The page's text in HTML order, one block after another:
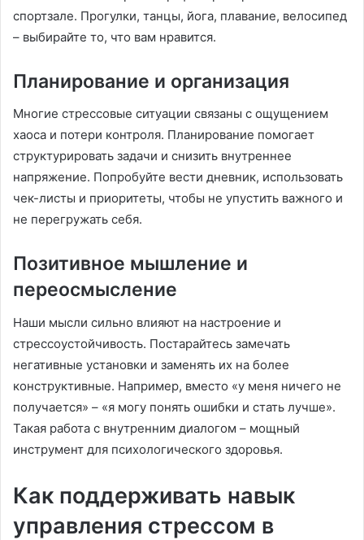
спортзале. Прогулки, танцы, йога, плавание, велосипед
– выбирайте то, что вам нравится.
Планирование и организация
Многие стрессовые ситуации связаны с ощущением
хаоса и потери контроля. Планирование помогает
структурировать задачи и снизить внутреннее
напряжение. Попробуйте вести дневник, использовать
чек-листы и приоритеты, чтобы не упустить важного и
не перегружать себя.
Позитивное мышление и
переосмысление
Наши мысли сильно влияют на настроение и
стрессоустойчивость. Постарайтесь замечать
негативные установки и заменять их на более
конструктивные. Например, вместо «у меня ничего не
получается» – «я могу понять ошибки и стать лучше».
Такая работа с внутренним диалогом – мощный
инструмент для психологического здоровья.
Как поддерживать навык
управления стрессом в